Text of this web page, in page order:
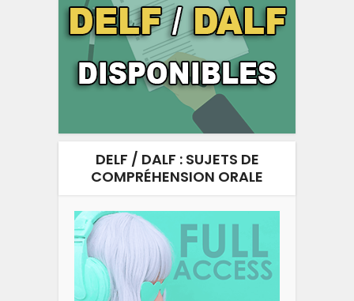
DELF / DALF : SUJETS DE
COMPRÉHENSION ORALE